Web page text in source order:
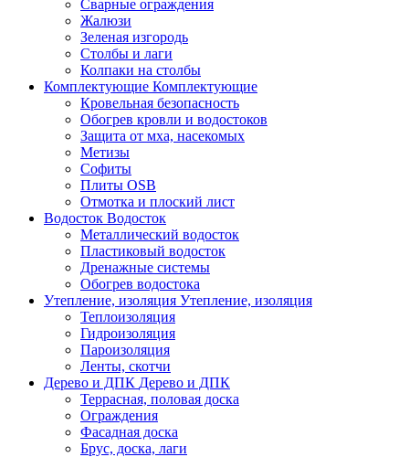
Сварные ограждения
Жалюзи
Зеленая изгородь
Столбы и лаги
Колпаки на столбы
Комплектующие Комплектующие
Кровельная безопасность
Обогрев кровли и водостоков
Защита от мха, насекомых
Метизы
Софиты
Плиты OSB
Отмотка и плоский лист
Водосток Водосток
Металлический водосток
Пластиковый водосток
Дренажные системы
Обогрев водостока
Утепление, изоляция Утепление, изоляция
Теплоизоляция
Гидроизоляция
Пароизоляция
Ленты, скотчи
Дерево и ДПК Дерево и ДПК
Террасная, половая доска
Ограждения
Фасадная доска
Брус, доска, лаги